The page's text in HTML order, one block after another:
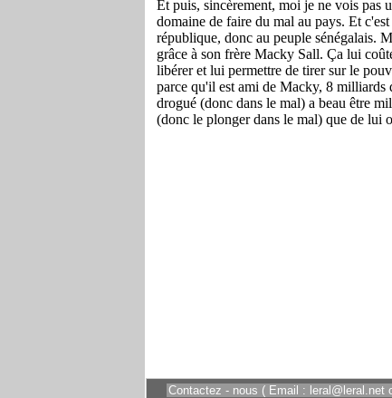
Contactez - nous ( Email : leral@leral.net